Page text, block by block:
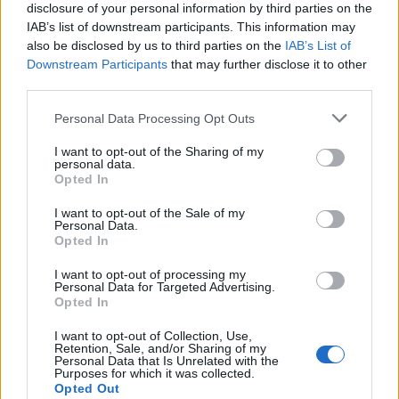
disclosure of your personal information by third parties on the
IAB’s list of downstream participants. This information may
also be disclosed by us to third parties on the IAB’s List of
Downstream Participants that may further disclose it to other
Personal Data Processing Opt Outs
I want to opt-out of the Sharing of my
personal data.
Opted In
I want to opt-out of the Sale of my
Personal Data.
Opted In
I want to opt-out of processing my
Personal Data for Targeted Advertising.
Opted In
I want to opt-out of Collection, Use,
Retention, Sale, and/or Sharing of my
Personal Data that Is Unrelated with the
Purposes for which it was collected.
Opted Out
ΣΧΕΤΙΚΑ ΑΡΘΡΑ